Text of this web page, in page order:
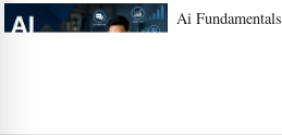
Ai Fundamentals